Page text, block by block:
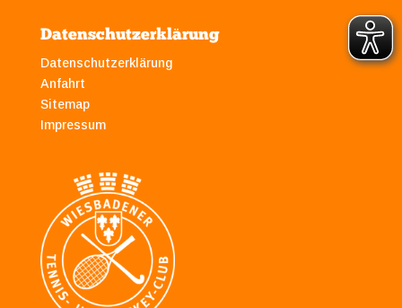
Datenschutzerklärung
Datenschutzerklärung
Anfahrt
Sitemap
Impressum